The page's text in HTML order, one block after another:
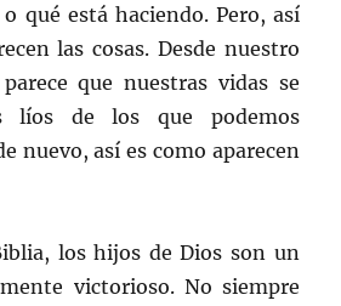
qué está haciendo. Pero, así
las cosas. Desde nuestro
que nuestras vidas se
líos de los que podemos
nuevo, así es como aparecen
los hijos de Dios son un
victorioso. No siempre